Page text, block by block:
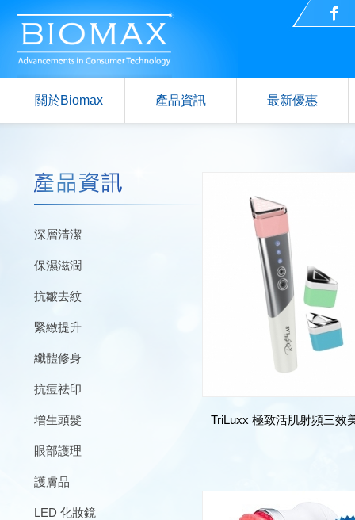
關於Biomax 產品資訊 最新優惠
深層清潔
保濕滋潤
抗皺去紋
緊緻提升
纖體修身
抗痘祛印
增生頭髮
眼部護理
護膚品
LED 化妝鏡
TriLuxx 極致活肌射頻三效